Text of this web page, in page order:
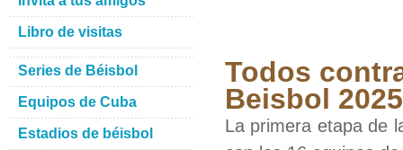
Todos
Beisbol
La primera etapa de
Libro de visitas
Series de Béisbol
Equipos de Cuba
Estadios de béisbol